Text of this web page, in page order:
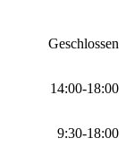
Geschlossen
14:00-18:00
9:30-18:00